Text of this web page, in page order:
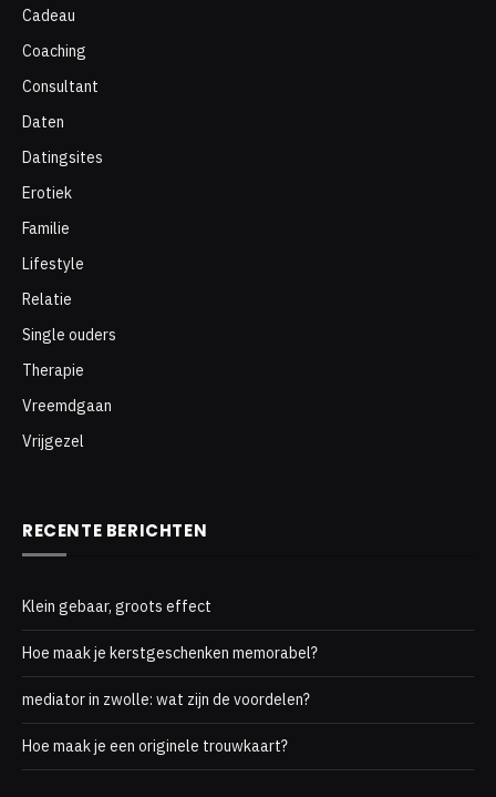
Cadeau
Coaching
Consultant
Daten
Datingsites
Erotiek
Familie
Lifestyle
Relatie
Single ouders
Therapie
Vreemdgaan
Vrijgezel
RECENTE BERICHTEN
Klein gebaar, groots effect
Hoe maak je kerstgeschenken memorabel?
mediator in zwolle: wat zijn de voordelen?
Hoe maak je een originele trouwkaart?